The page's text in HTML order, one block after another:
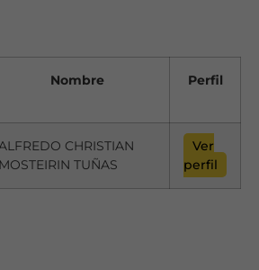
Nombre Perfil
CHRISTIAN
MOSTEIRIN TUÑAS
Ver
perfil